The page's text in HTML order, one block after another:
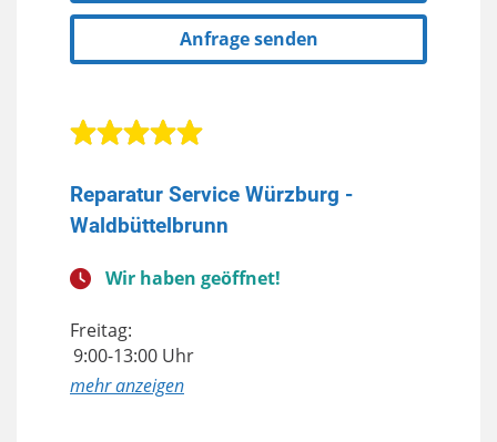
Anfrage senden
Reparatur Service Würzburg -
Waldbüttelbrunn
Wir haben geöffnet!
Freitag:
9:00-13:00 Uhr
anzeigen